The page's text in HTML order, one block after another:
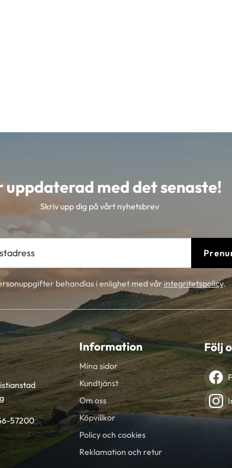
uppdaterad med det senaste!
Skriv upp dig på vårt nyhetsbrev
behandlas i enlighet med vårintegritetspolicy.
57200
Information
Mina sidor
Kundtjänst
Om oss
Köpvillkor
Policy och cookies
Reklamation och retur
Följ